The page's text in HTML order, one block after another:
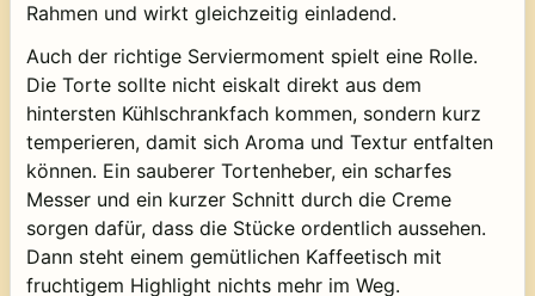
Rahmen und wirkt gleichzeitig einladend.
Auch der richtige Serviermoment spielt eine Rolle.
Die Torte sollte nicht eiskalt direkt aus dem
hintersten Kühlschrankfach kommen, sondern kurz
temperieren, damit sich Aroma und Textur entfalten
können. Ein sauberer Tortenheber, ein scharfes
Messer und ein kurzer Schnitt durch die Creme
sorgen dafür, dass die Stücke ordentlich aussehen.
Dann steht einem gemütlichen Kaffeetisch mit
fruchtigem Highlight nichts mehr im Weg.